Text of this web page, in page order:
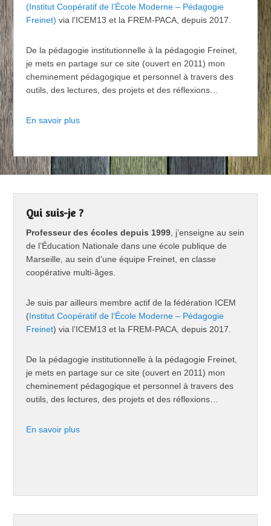
(Institut Coopératif de l’École Moderne – Pédagogie
Freinet) via l’ICEM13 et la FREM-PACA, depuis 2017.
De la pédagogie institutionnelle à la pédagogie Freinet,
je mets en partage sur ce site (ouvert en 2011) mon
cheminement pédagogique et personnel à travers des
outils, des lectures, des projets et des réflexions…
En savoir plus
Qui suis-je ?
Professeur des écoles depuis 1999, j’enseigne au sein
de l’Éducation Nationale dans une école publique de
Marseille, au sein d’une équipe Freinet, en classe
coopérative multi-âges.
Je suis par ailleurs membre actif de la fédération ICEM
(Institut Coopératif de l’École Moderne – Pédagogie
Freinet) via l’ICEM13 et la FREM-PACA, depuis 2017.
De la pédagogie institutionnelle à la pédagogie Freinet,
je mets en partage sur ce site (ouvert en 2011) mon
cheminement pédagogique et personnel à travers des
outils, des lectures, des projets et des réflexions…
En savoir plus